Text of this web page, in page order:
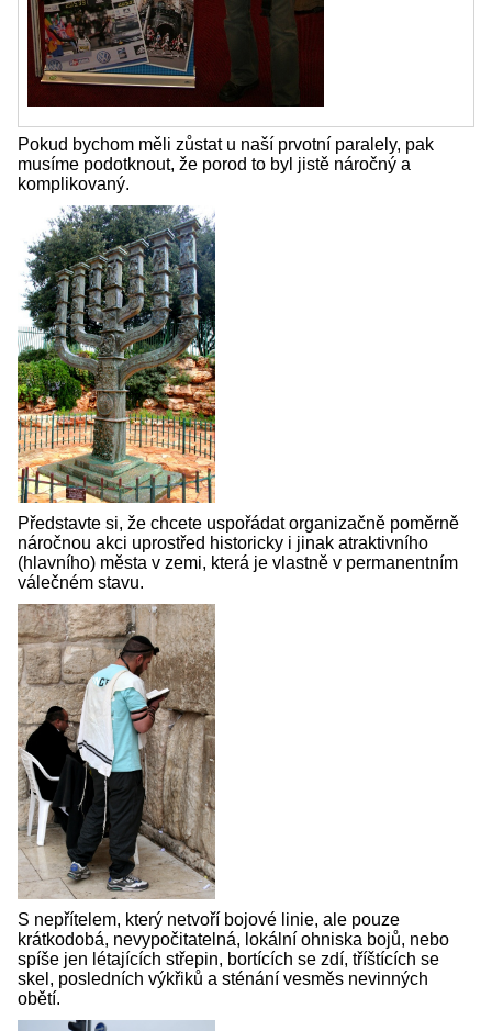
Pokud bychom měli zůstat u naší prvotní paralely, pak
musíme podotknout, že porod to byl jistě náročný a
komplikovaný.
Představte si, že chcete uspořádat organizačně poměrně
náročnou akci uprostřed historicky i jinak atraktivního
(hlavního) města v zemi, která je vlastně v permanentním
válečném stavu.
S nepřítelem, který netvoří bojové linie, ale pouze
krátkodobá, nevypočitatelná, lokální ohniska bojů, nebo
spíše jen létajících střepin, bortících se zdí, tříštících se
skel, posledních výkřiků a sténání vesměs nevinných
obětí.